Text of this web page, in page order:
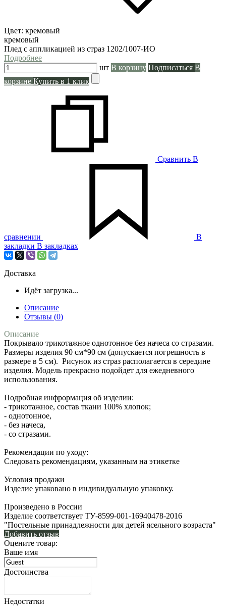
Цвет: кремовый
кремовый
Плед с аппликацией из страз 1202/1007-ИО
Подробнее
шт В корзину Подписаться В
корзине Купить в 1 клик
Сравнить В
сравнении
В
закладки В закладках
Доставка
Идёт загрузка...
Описание
Отзывы (0)
Описание
Покрывало трикотажное однотонное без начеса со стразами.
Размеры изделия 90 см*90 см (допускается погрешность в
размере в 5 см). Рисунок из страз располагается в середине
изделия. Модель прекрасно подойдет для ежедневного
использования.
Подробная инфрормация об изделии:
- трикотажное, состав ткани 100% хлопок;
- однотонное,
- без начеса,
- со стразами.
Рекомендации по уходу:
Следовать рекомендациям, указанным на этикетке
Условия продажи
Изделие упаковано в индивидуальную упаковку.
Произведено в России
Изделие соответствует ТУ-8599-001-16940478-2016
"Постельные принадлежности для детей ясельного возраста"
Добавить отзыв
Оцените товар:
Ваше имя
Достоинства
Недостатки